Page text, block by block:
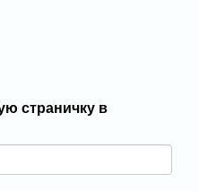
страничку в